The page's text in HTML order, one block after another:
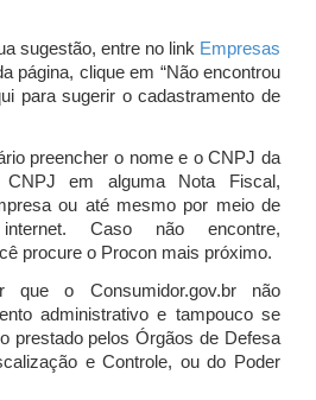
sugestão, entre no link Empresas
página, clique em “Não encontrou
para sugerir o cadastramento de
preencher o nome e o CNPJ da
em alguma Nota Fiscal,
ou até mesmo por meio de
Caso não encontre,
procure o Procon mais próximo.
que o Consumidor.gov.br não
administrativo e tampouco se
prestado pelos Órgãos de Defesa
e Controle, ou do Poder